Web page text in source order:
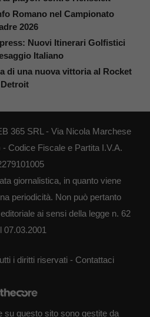
Romano nel Campionato
2026
Nuovi Itinerari Golfistici
Italiano
di una nuova vittoria al Rocket
365 SRL - Via Nicola Marchese
Codice Fiscale e Partita I.V.A.
giornalistica, in quanto viene
periodicità. Non può pertanto
ai sensi della legge n. 62
07.03.2001
i diritti riservati - Contattaci
su questo sito sono gestite da